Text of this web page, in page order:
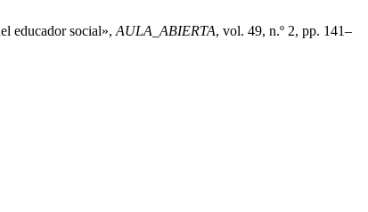
educador social», AULA_ABIERTA, vol. 49, n.º 2, pp. 141–